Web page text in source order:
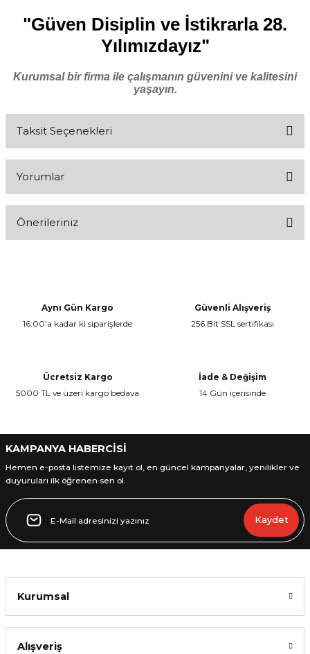
"Güven Disiplin ve İstikrarla 28.
Yılımızdayız"
Kurumsal bir firma ile çalışmanın güvenini ve kalitesini
yaşayın.
Taksit Seçenekleri
Yorumlar
Önerileriniz
Ürün resmi kalitesiz, bozuk veya görüntülenemiyor.
Gönder
Aynı Gün Kargo
16:00’a kadar ki siparişlerde
Güvenli Alışveriş
256 Bit SSL sertifikası
Ücretsiz Kargo
5000 TL ve üzeri kargo bedava
İade & Değişim
14 Gün içerisinde
KAMPANYA HABERCİSİ
Hemen e-posta listemize kayıt ol, en güncel kampanyalar, yenilikler ve
duyuruları ilk öğrenen sen ol.
Kaydet
Kurumsal
Alışveriş